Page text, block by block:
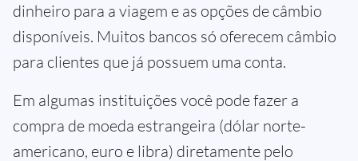
dinheiro para a viagem e as opções de câmbio
disponíveis. Muitos bancos só oferecem câmbio
para clientes que já possuem uma conta.
Em algumas instituições você pode fazer a
compra de moeda estrangeira (dólar norte-
americano, euro e libra) diretamente pelo